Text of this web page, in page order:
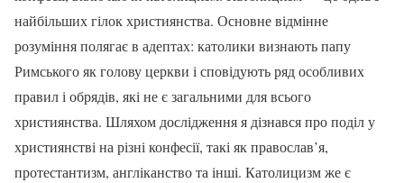
найбільших гілок християнства. Основне відмінне
розуміння полягає в адептах: католики визнають папу
Римського як голову церкви і сповідують ряд особливих
правил і обрядів, які не є загальними для всього
християнства. Шляхом дослідження я дізнався про поділ у
християнстві на різні конфесії, такі як православ’я,
протестантизм, англіканство та інші. Католицизм же є